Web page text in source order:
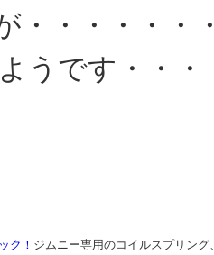
・・・・・・
うです・・・
ク！ ジムニー専用のコイルスプリン